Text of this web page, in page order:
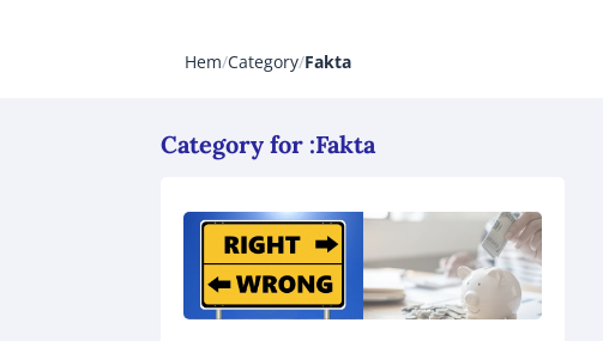
Hem/Category/Fakta
Category for :Fakta